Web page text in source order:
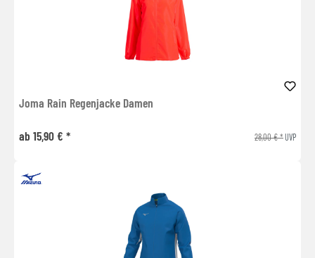
Joma Rain Regenjacke Damen
ab 15,90 € * 28,00 € *UVP